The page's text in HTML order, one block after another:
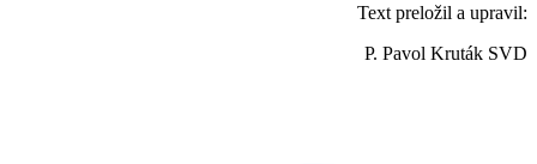
Text preložil a upravil:
P. Pavol Kruták SVD